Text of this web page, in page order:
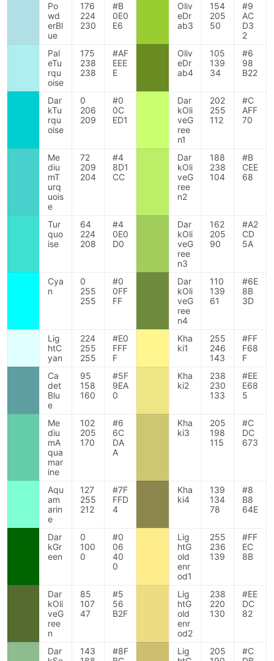
Po
wd
erBl
ue
176
224
230
#B
0E0
E6
Oliv
eDr
ab3
154
205
50
#9
AC
D3
2
Pal
eTu
rqu
oise
175
238
238
#AF
EEE
E
Oliv
eDr
ab4
105
139
34
#6
98
B22
Dar
kTu
rqu
oise
0
206
209
#0
0C
ED1
Dar
kOli
veG
ree
n1
202
255
112
#C
AFF
70
Me
diu
mT
urq
uois
e
72
209
204
#4
8D1
CC
Dar
kOli
veG
ree
n2
188
238
104
#B
CEE
68
Tur
quo
ise
64
224
208
#4
0E0
D0
Dar
kOli
veG
ree
n3
162
205
90
#A2
CD
5A
Cya
n
0
255
255
#0
0FF
FF
Dar
kOli
veG
ree
n4
110
139
61
#6E
8B
3D
Lig
htC
yan
224
255
255
#E0
FFF
F
Kha
ki1
255
246
143
#FF
F68
F
Ca
det
Blu
e
95
158
160
#5F
9EA
0
Kha
ki2
238
230
133
#EE
E68
5
Me
diu
mA
qua
mar
ine
102
205
170
#6
6C
DA
A
Kha
ki3
205
198
115
#C
DC
673
Aqu
am
arin
e
127
255
212
#7F
FFD
4
Kha
ki4
139
134
78
#8
B8
64E
Dar
kGr
een
0
100
0
#0
06
40
0
Lig
htG
old
enr
od1
255
236
139
#FF
EC
8B
Dar
kOli
veG
ree
n
85
107
47
#5
56
B2F
Lig
htG
old
enr
od2
238
220
130
#EE
DC
82
Dar
143
#8F
Lig
205
#C